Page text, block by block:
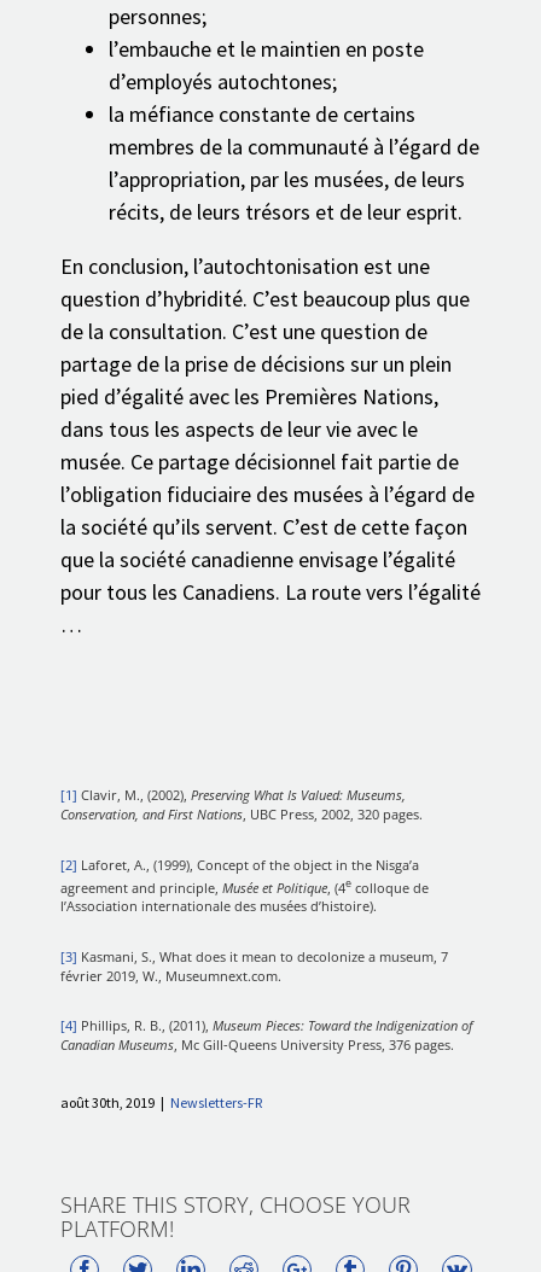
personnes;
l’embauche et le maintien en poste
d’employés autochtones;
la méfiance constante de certains
membres de la communauté à l’égard de
l’appropriation, par les musées, de leurs
récits, de leurs trésors et de leur esprit.
En conclusion, l’autochtonisation est une
question d’hybridité. C’est beaucoup plus que
de la consultation. C’est une question de
partage de la prise de décisions sur un plein
pied d’égalité avec les Premières Nations,
dans tous les aspects de leur vie avec le
musée. Ce partage décisionnel fait partie de
l’obligation fiduciaire des musées à l’égard de
la société qu’ils servent. C’est de cette façon
que la société canadienne envisage l’égalité
pour tous les Canadiens. La route vers l’égalité
…
[1] Clavir, M., (2002), Preserving What Is Valued: Museums,
Conservation, and First Nations , UBC Press, 2002, 320 pages.
[2] Laforet, A., (1999), Concept of the object in the Nisga’a
agreement and principle, Musée et Politique , (4e colloque de
l’Association internationale des musées d’histoire).
[3] Kasmani, S., What does it mean to decolonize a museum, 7
février 2019, W., Museumnext.com.
[4] Phillips, R. B., (2011), Museum Pieces: Toward the Indigenization of
Canadian Museums, Mc Gill-Queens University Press, 376 pages.
août 30th, 2019 | Newsletters-FR
SHARE THIS STORY, CHOOSE YOUR
PLATFORM!